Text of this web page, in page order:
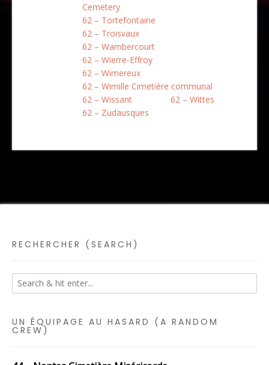
Cemetery
62 – Tortefontaine
62 – Troisvaux
62 – Wambercourt
62 – Wierre-Effroy
62 – Wimereux
62 – Wimille Cimetière communal
62 – Wissant
62 – Wittes
62 – Zudausques
RECHERCHER (SEARCH)
UN ÉQUIPAGE AU HASARD (A RANDOM
CREW)